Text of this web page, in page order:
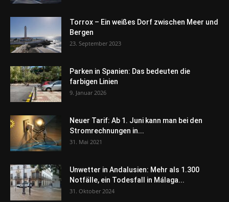
Torrox – Ein weißes Dorf zwischen Meer und
Bergen
23. September 2023
Parken in Spanien: Das bedeuten die
farbigen Linien
9. Januar 2026
Neuer Tarif: Ab 1. Juni kann man bei den
Stromrechnungen in...
31. Mai 2021
Unwetter in Andalusien: Mehr als 1.300
Notfälle, ein Todesfall in Málaga...
31. Oktober 2024